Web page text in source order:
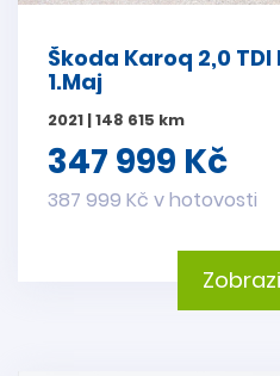
Škoda Karoq 2,0 TDI
1.Maj
2021 | 148 615 km
347 999 Kč
387 999 Kč v hotovosti